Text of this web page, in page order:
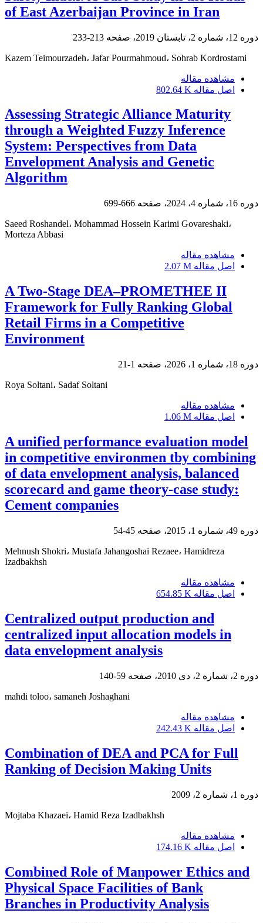
of East Azerbaijan Province in Iran
دوره 12، شماره 2، تابستان 2019، صفحه 213-233
Kazem Teimourzadeh، Jafar Pourmahmoud، Sohrab Kordrostami
مشاهده مقاله
اصل مقاله 802.64 K
Assessing Strategic Alliance Maturity
through a Weighted Fuzzy Inference
System: Perspectives from Data
Envelopment Analysis and Genetic
Algorithm
دوره 16، شماره 4، 2024، صفحه 666-699
Saeed Roshandel، Mohammad Hossein Karimi Govareshaki،
Morteza Abbasi
مشاهده مقاله
اصل مقاله 2.07 M
A Two-Stage DEA–PROMETHEE II
Framework for Fully Ranking Global
Retail Firms in a Competitive
Environment
دوره 18، شماره 1، 2026، صفحه 1-21
Roya Soltani، Sadaf Soltani
مشاهده مقاله
اصل مقاله 1.06 M
A unified performance evaluation model
in competitive environmen tby combining
of data envelopment analysis, balanced
scorecard and game theory-case study:
Cement companies
دوره 49، شماره 1، 2015، صفحه 45-54
Mehnush Shokri، Mustafa Jahangoshai Rezaee، Hamidreza
Izadbakhsh
مشاهده مقاله
اصل مقاله 654.85 K
Centralized output production and
centralized input allocation models in
data envelopment analysis
دوره 2، شماره 2، دی 2010، صفحه 59-140
mahdi toloo، samaneh Joshaghani
مشاهده مقاله
اصل مقاله 242.43 K
Combination of DEA and PCA for Full
Ranking of Decision Making Units
دوره 1، شماره 2، 2009
Mojtaba Khazaei، Hamid Reza Izadbakhsh
مشاهده مقاله
اصل مقاله 174.16 K
Combined Role of Manpower Ethics and
Physical Space Facilities of Bank
Branches in Productivity Analysis